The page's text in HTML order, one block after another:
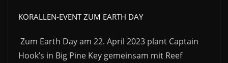
KORALLEN-EVENT ZUM EARTH DAY
Zum Earth Day am 22. April 2023 plant Captain
Hook’s in Big Pine Key gemeinsam mit Reef